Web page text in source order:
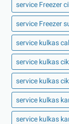
service Freezer
service Freezer
service kulkas
service kulkas
service kulkas
service kulkas
service kulkas